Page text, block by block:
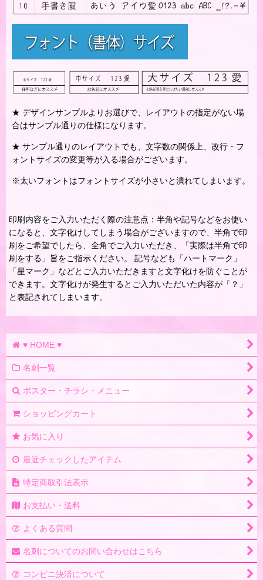
★ デザインサンプルよりお選びで、レイアウトの指定がない場
合はサンプル通りの仕様になります。
★ サンプル通りのレイアウトでも、文字数の関係上、改行・フ
ォントサイズの変更等が入る場合がございます。
※太いフォントはフォントサイズが小さいと潰れてしまいます。
印刷内容をご入力いただく際の注意点：半角や記号などをお使い
になると、文字化けしてしまう場合がございますので、半角で印
刷をご希望でしたら、全角でご入力いただき、「実際は半角で印
刷をする」旨をご指示ください。 記号なども「ハートマーク」
「星マーク」などとご入力いただきますと文字化けを防ぐことが
できます。文字化けが発生するとご入力いただいた内容が「？」
と表記されてしまいます。
♥ HOME ♥
名刺一覧
ポスター・チラシ・メニュー
ショッピングカート
お気に入り
最近チェックしたアイテム
特定商取引法表示
お支払い・送料
よくある質問
名刺についてのお問い合わせはこちら
コンビニ決済について